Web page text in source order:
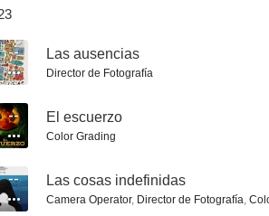
-- Las ausencias
Director de Fotografía
-- El escuerzo
Color Grading
-- Las cosas indefinidas
Camera Operator, Director de Fotografía,